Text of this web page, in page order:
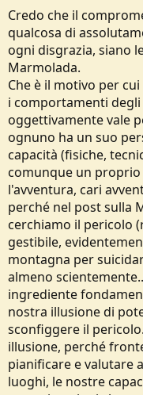
Credo che il
qualcosa di
ogni disgrazia, siano
Marmolada.
Che è il motivo per
i comportamenti
oggettivamente vale
ognuno ha un suo
capacità (fisiche,
comunque un proprio
l'avventura, cari
perché nel post sulla
cerchiamo il pericolo
gestibile,
montagna per
almeno
ingrediente
nostra illusione di
sconfiggere il
illusione, perché
pianificare e valutare
luoghi, le nostre